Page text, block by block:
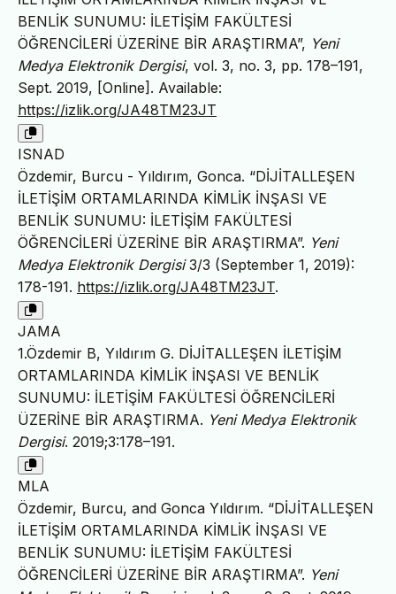
BENLİK SUNUMU: İLETİŞİM FAKÜLTESİ
ÖĞRENCİLERİ ÜZERİNE BİR ARAŞTIRMA”, Yeni
Medya Elektronik Dergisi, vol. 3, no. 3, pp. 178–191,
Sept. 2019, [Online]. Available:
https://izlik.org/JA48TM23JT
ISNAD
Özdemir, Burcu - Yıldırım, Gonca. “DİJİTALLEŞEN
İLETİŞİM ORTAMLARINDA KİMLİK İNŞASI VE
BENLİK SUNUMU: İLETİŞİM FAKÜLTESİ
ÖĞRENCİLERİ ÜZERİNE BİR ARAŞTIRMA”. Yeni
Medya Elektronik Dergisi3/3 (September 1, 2019):
178-191. https://izlik.org/JA48TM23JT.
JAMA
1.Özdemir B, Yıldırım G. DİJİTALLEŞEN İLETİŞİM
ORTAMLARINDA KİMLİK İNŞASI VE BENLİK
SUNUMU: İLETİŞİM FAKÜLTESİ ÖĞRENCİLERİ
ÜZERİNE BİR ARAŞTIRMA. Yeni Medya Elektronik
Dergisi. 2019;3:178–191.
MLA
Özdemir, Burcu, and Gonca Yıldırım. “DİJİTALLEŞEN
İLETİŞİM ORTAMLARINDA KİMLİK İNŞASI VE
BENLİK SUNUMU: İLETİŞİM FAKÜLTESİ
ÖĞRENCİLERİ ÜZERİNE BİR ARAŞTIRMA”. Yeni